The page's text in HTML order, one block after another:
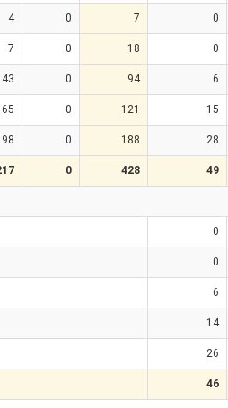
4 0 7 0
7 0 18 0
43 0 94 6
65 0 121 15
98 0 188 28
0 428 49
0
0
6
14
26
46